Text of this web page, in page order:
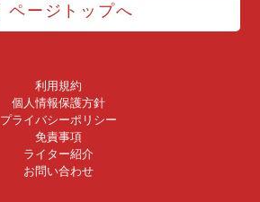
ページトップへ
利用規約
個人情報保護方針
プライバシーポリシー
免責事項
ライター紹介
お問い合わせ